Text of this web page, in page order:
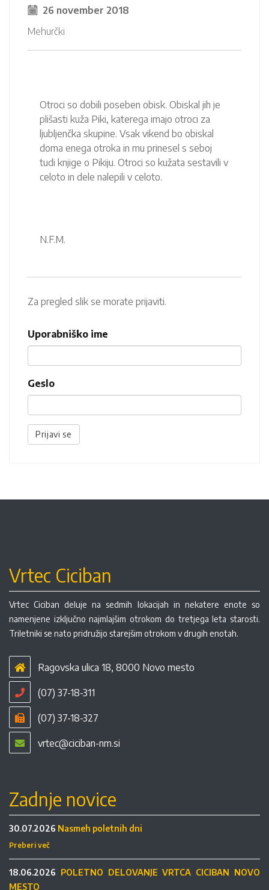
26 november 2018
Mehurčki
Otroci so dobili poseben obisk. Obiskal jih je
plišasti kuža Piki, katerega imajo otroci za
ljubljenčka skupine. Vsak vikend bo obiskal
doma enega otroka in mu prinesel s seboj
tudi knjige o Pikiju. Otroci so kužata sestavili v
celoto in dele nalepili v celoto.
N.F.M.
Za pregled slik se morate prijaviti.
Uporabniško ime
Geslo
Prijavi se
Vrtec Ciciban
Vrtec Ciciban deluje na sedmih lokacijah in nekatere enote so
namenjene izključno najmlajšim otrokom do tretjega leta starosti.
Triletniki se nato pridružijo starejšim otrokom v drugih enotah.
Ragovska ulica 18, 8000 Novo mesto
(07) 37-18-311
(07) 37-18-327
vrtec@ciciban-nm.si
Zadnje novice
30.07.2026 Nasmeh poletnih dni
Preberi več
18.06.2026 POLETNO DELOVANJE VRTCA CICIBAN NOVO
MESTO